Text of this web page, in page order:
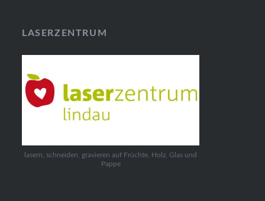
LASERZENTRUM
lasern, schneiden, gravieren auf Früchte, Holz, Glas und
Pappe